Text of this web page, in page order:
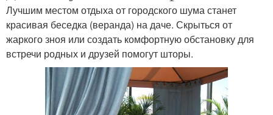
Лучшим местом отдыха от городского шума станет
красивая беседка (веранда) на даче. Скрыться от
жаркого зноя или создать комфортную обстановку для
встречи родных и друзей помогут шторы.